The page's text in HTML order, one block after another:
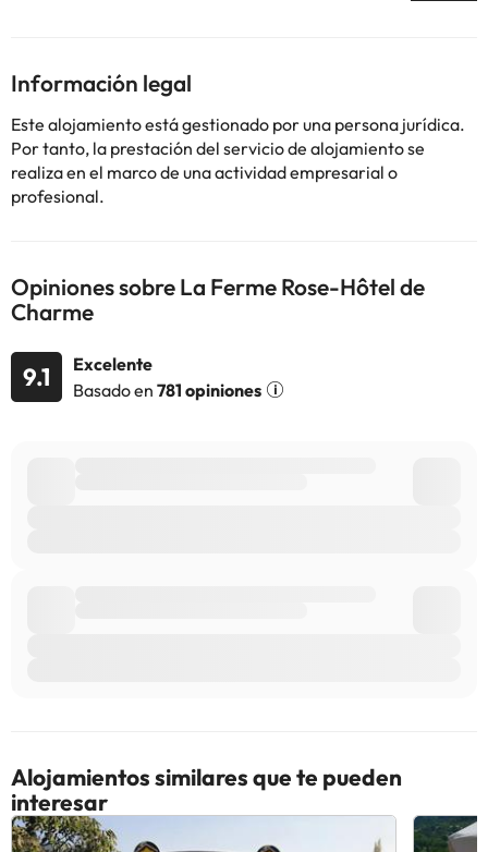
alojamiento. Si tienes dudas, contáctanos.
Información legal
Este alojamiento está gestionado por una persona jurídica.
Por tanto, la prestación del servicio de alojamiento se
realiza en el marco de una actividad empresarial o
profesional.
Opiniones sobre La Ferme Rose-Hôtel de
Charme
9.1
Excelente
Basado en 781 opiniones
Alojamientos similares que te pueden
interesar